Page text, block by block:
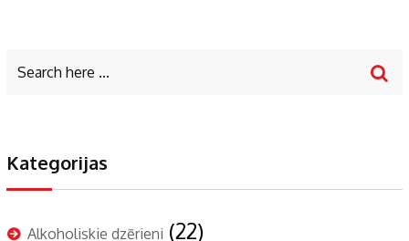
Kategorijas
Alkoholiskie dzērieni (22)